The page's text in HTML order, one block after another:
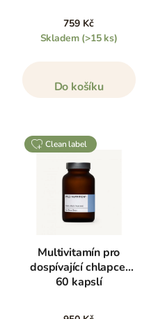
759 Kč
Skladem (>15 ks)
Do košíku
clean label
Multivitamín pro
dospívající chlapce,
60 kapslí